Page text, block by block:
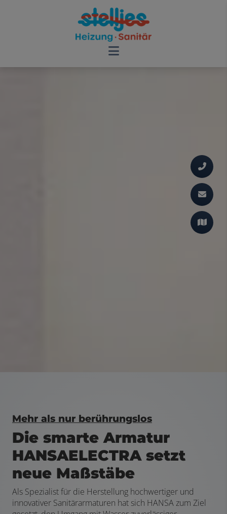
Mehr als nur berührungslos
Die smarte Armatur
HANSAELECTRA setzt
neue Maßstäbe
Als Spezialist für die Herstellung hochwertiger und
innovativer Sanitärarmaturen hat sich HANSA zum Ziel